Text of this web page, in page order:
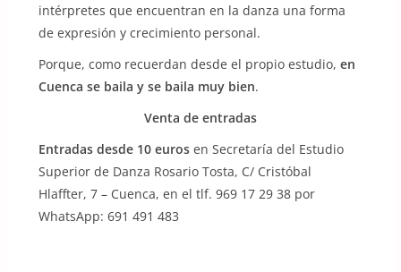
intérpretes que encuentran en la danza una forma
de expresión y crecimiento personal.
Porque, como recuerdan desde el propio estudio, en
Cuenca se baila y se baila muy bien.
Venta de entradas
Entradas desde 10 eurosen Secretaría del Estudio
Superior de Danza Rosario Tosta, C/ Cristóbal
Hlaffter, 7 – Cuenca, en el tlf. 969 17 29 38 por
WhatsApp: 691 491 483